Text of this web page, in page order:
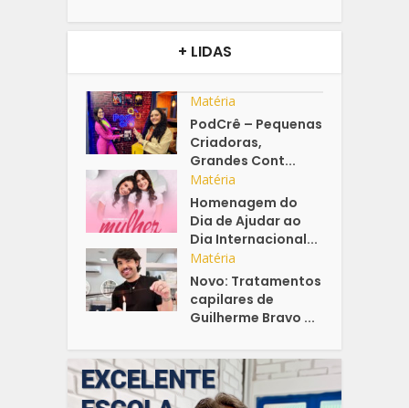
+ LIDAS
Matéria
PodCrê – Pequenas
Criadoras,
Grandes Cont...
Matéria
Homenagem do
Dia de Ajudar ao
Dia Internacional...
Matéria
Novo: Tratamentos
capilares de
Guilherme Bravo ...